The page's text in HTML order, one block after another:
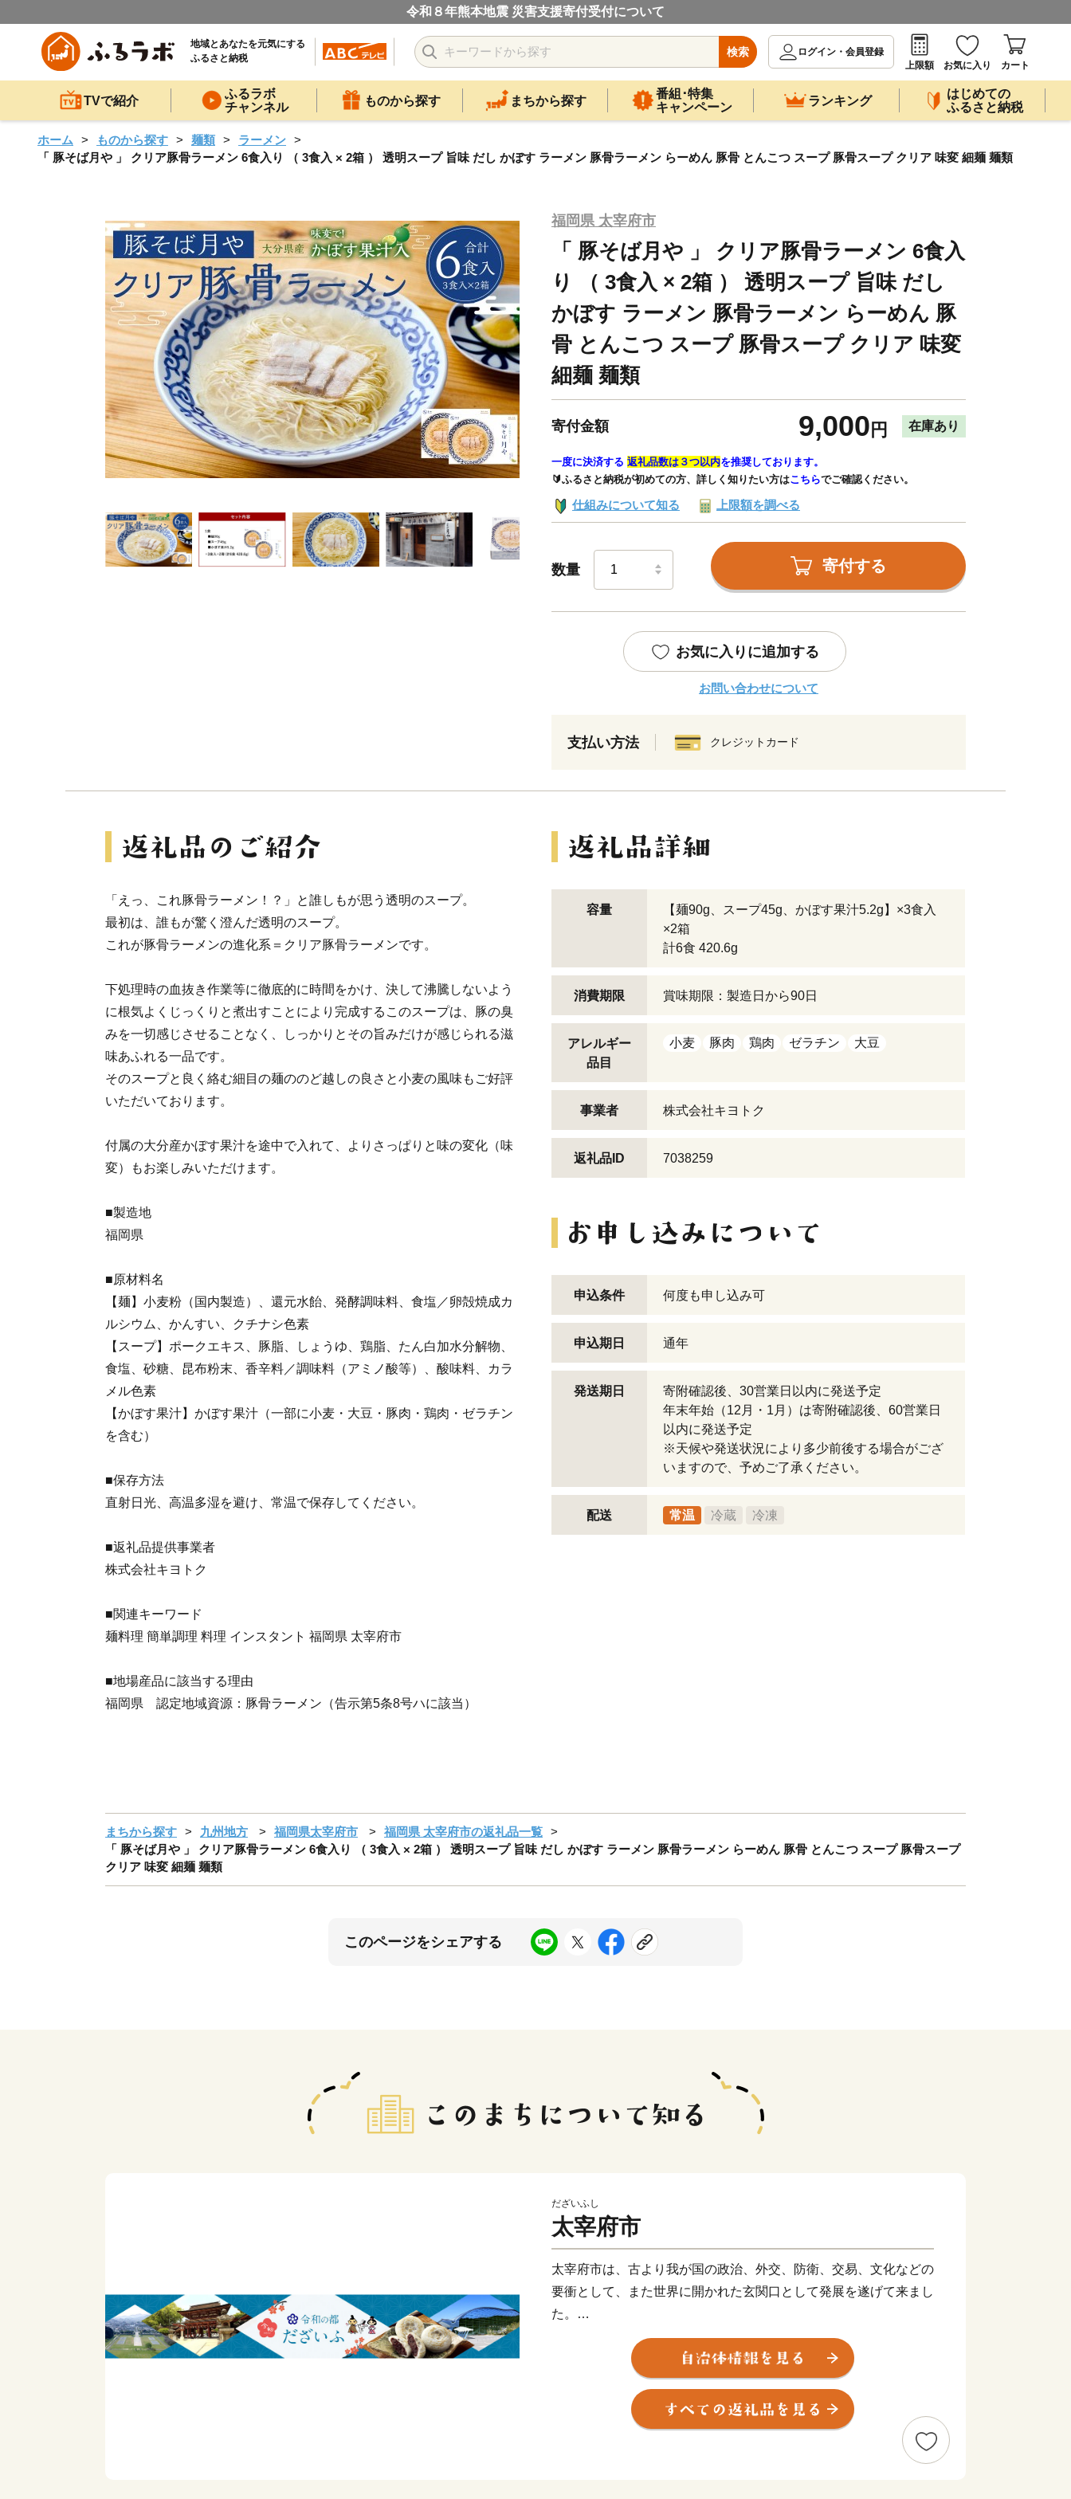
令和８年熊本地震 災害支援寄付受付について
地域とあなたを元気にする
ふるさと納税
検索
ログイン・会員登録
上限額
お気に入り カート
TVで紹介
ふるラボ
チャンネル
ものから探す まちから探す
番組･特集
キャンペーン
ランキング
はじめての
ふるさと納税
ホーム ものから探す 麺類
ラーメン
「 豚そば月や 」 クリア豚骨ラーメン 6食入り （ 3食入 × 2箱 ） 透明スープ 旨味 だし かぼす ラーメン 豚骨ラーメン らーめん 豚骨 とんこつ スープ 豚骨スープ クリア 味変 細麺 麺類
福岡県 太宰府市
「 豚そば月や 」 クリア豚骨ラーメン 6食入
り （ 3食入 × 2箱 ） 透明スープ 旨味 だし
かぼす ラーメン 豚骨ラーメン らーめん 豚
骨 とんこつ スープ 豚骨スープ クリア 味変
細麺 麺類
寄付金額 9,000 円 在庫あり
一度に決済する 返礼品数は３つ以内を推奨しております。
🔰ふるさと納税が初めての方、詳しく知りたい方はこちらでご確認ください。
仕組みについて知る 上限額を調べる
数量 寄付する
お気に入りに追加する
お問い合わせについて
支払い方法 クレジットカード
「えっ、これ豚骨ラーメン！？」と誰しもが思う透明のスープ。
最初は、誰もが驚く澄んだ透明のスープ。
これが豚骨ラーメンの進化系＝クリア豚骨ラーメンです。
下処理時の血抜き作業等に徹底的に時間をかけ、決して沸騰しないよう
に根気よくじっくりと煮出すことにより完成するこのスープは、豚の臭
みを一切感じさせることなく、しっかりとその旨みだけが感じられる滋
味あふれる一品です。
そのスープと良く絡む細目の麺ののど越しの良さと小麦の風味もご好評
いただいております。
付属の大分産かぼす果汁を途中で入れて、よりさっぱりと味の変化（味
変）もお楽しみいただけます。
■製造地
福岡県
■原材料名
【麺】小麦粉（国内製造）、還元水飴、発酵調味料、食塩／卵殻焼成カ
ルシウム、かんすい、クチナシ色素
【スープ】ポークエキス、豚脂、しょうゆ、鶏脂、たん白加水分解物、
食塩、砂糖、昆布粉末、香辛料／調味料（アミノ酸等）、酸味料、カラ
メル色素
【かぼす果汁】かぼす果汁（一部に小麦・大豆・豚肉・鶏肉・ゼラチン
を含む）
■保存方法
直射日光、高温多湿を避け、常温で保存してください。
■返礼品提供事業者
株式会社キヨトク
■関連キーワード
麺料理 簡単調理 料理 インスタント 福岡県 太宰府市
■地場産品に該当する理由
福岡県 認定地域資源：豚骨ラーメン（告示第5条8号ハに該当）
容量
【麺90g、スープ45g、かぼす果汁5.2g】×3食入
×2箱
計6食 420.6g
消費期限 賞味期限：製造日から90日
アレルギー
品目
小麦 豚肉 鶏肉 ゼラチン 大豆
事業者 株式会社キヨトク
返礼品ID 7038259
申込条件 何度も申し込み可
申込期日 通年
発送期日
寄附確認後、30営業日以内に発送予定
年末年始（12月・1月）は寄附確認後、60営業日
以内に発送予定
※天候や発送状況により多少前後する場合がござ
いますので、予めご了承ください。
配送 常温 冷蔵 冷凍
まちから探す 九州地方 福岡県太宰府市
福岡県 太宰府市の返礼品一覧
「 豚そば月や 」 クリア豚骨ラーメン 6食入り （ 3食入 × 2箱 ） 透明スープ 旨味 だし かぼす ラーメン 豚骨ラーメン らーめん 豚骨 とんこつ スープ 豚骨スープ
クリア 味変 細麺 麺類
このページをシェアする
だざいふし
太宰府市
太宰府市は、古より我が国の政治、外交、防衛、交易、文化などの
要衝として、また世界に開かれた玄関口として発展を遂げて来まし
た。
また、唯一無二の歴史を持ち、今もその歴史をしのばせる大宰府政
庁跡、水城跡、観世音寺、太宰府天満宮などの数多くの史跡や名所
が存在する誇り高き国際観光都市です。
大伴旅人公や菅原道真公に代表される古からの大宰府と最新のグル
メやスイーツ、子どもの居場所など現代の太宰府の魅力を融合させ
た「令和の都だざいふ」として住まう人も訪れる人もともに慶び合